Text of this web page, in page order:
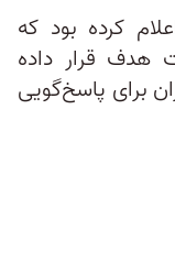
کرده بود که
هدف قرار داده
برای پاسخ‌گویی